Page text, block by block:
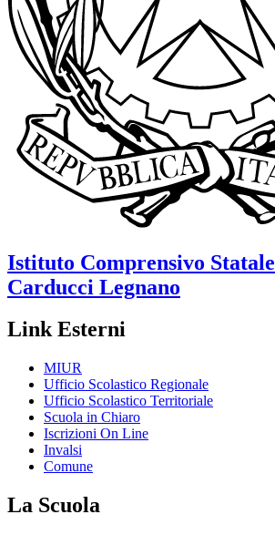
Istituto Comprensivo Statale
Carducci Legnano
Link Esterni
MIUR
Ufficio Scolastico Regionale
Ufficio Scolastico Territoriale
Scuola in Chiaro
Iscrizioni On Line
Invalsi
Comune
La Scuola